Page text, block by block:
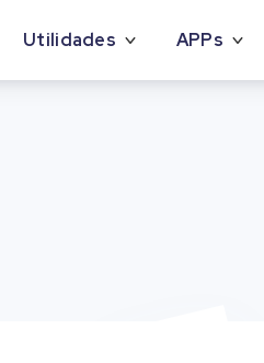
Utilidades APPs